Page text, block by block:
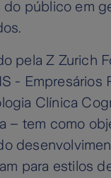
público em
pela Z Zurich
- Empresários
Clínica
– tem como
para estilos